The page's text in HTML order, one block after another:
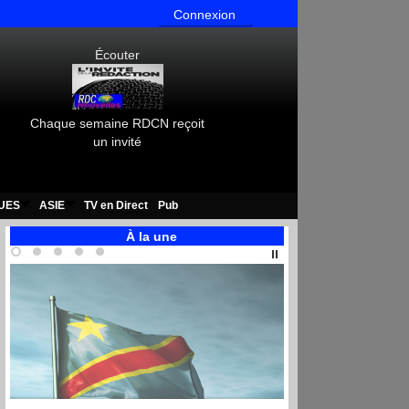
Connexion
Écouter
Chaque semaine RDCN reçoit
un invité
ASIE TV en Direct Pub
À la une